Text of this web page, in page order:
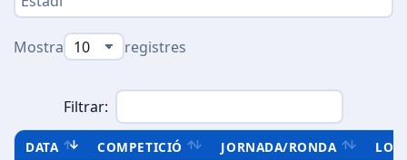
Mostra registres
Filtrar:
DATA COMPETICIÓ JORNADA/RONDA